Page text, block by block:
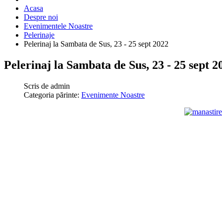
Acasa
Despre noi
Evenimentele Noastre
Pelerinaje
Pelerinaj la Sambata de Sus, 23 - 25 sept 2022
Pelerinaj la Sambata de Sus, 23 - 25 sept
Scris de admin
Categoria părinte: Evenimente Noastre